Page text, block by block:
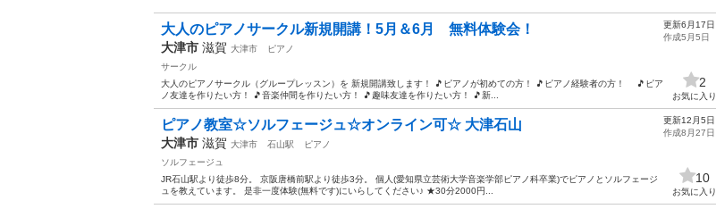
大人のピアノサークル新規開講！5月＆6月 無料体験会！
大津市 滋賀 大津市
ピアノ
サークル
大人のピアノサークル（グループレッスン）を 新規開講致します！ 🎵ピアノが初めての方！ 🎵ピアノ経験者の方！ 🎵ピア
ノ友達を作りたい方！ 🎵音楽仲間を作りたい方！ 🎵趣味友達を作りたい方！ 🎵新...
更新6月17日
作成5月5日
2
お気に入り
ピアノ教室☆ソルフェージュ☆オンライン可☆ 大津石山
大津市 滋賀 大津市 石山駅
ピアノ
ソルフェージュ
JR石山駅より徒歩8分。 京阪唐橋前駅より徒歩3分。 個人(愛知県立芸術大学音楽学部ピアノ科卒業)でピアノとソルフェージ
ュを教えています。 是非一度体験(無料です)にいらしてください♪ ★30分2000円...
更新12月5日
作成8月27日
10
お気に入り